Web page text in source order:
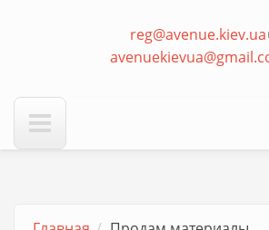
reg@avenue.kiev.ua